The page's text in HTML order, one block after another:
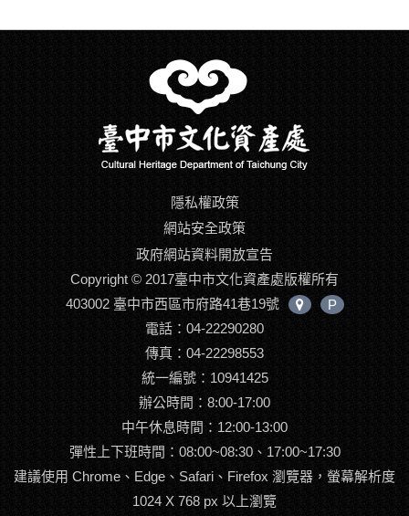
隱私權政策
網站安全政策
政府網站資料開放宣告
Copyright © 2017臺中市文化資產處版權所有
403002 臺中市西區市府路41巷19號
中
P
電話：04-22290280
傳真：04-22298553
統一編號：10941425
辦公時間：8:00-17:00
中午休息時間：12:00-13:00
彈性上下班時間：08:00~08:30、17:00~17:30
建議使用 Chrome、Edge、Safari、Firefox 瀏覽器，螢幕解析度
1024 X 768 px 以上瀏覽